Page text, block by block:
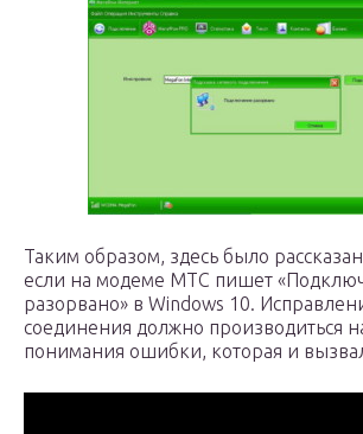
Таким образом, здесь было
если на модеме МТС пишет
разорвано» в Windows 10.
соединения должно производиться
понимания ошибки, которая и